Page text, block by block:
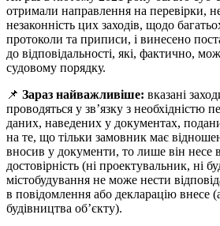
отримали направлення на перевірки,
незаконність цих заходів, щодо
протоколи та приписи, і винесено
до відповідальності, які, фактично,
судовому порядку.
📌 Зараз найважливіше: вказані
проводяться у зв’язку з необхідністю
даних, наведених у документах,
на те, що тільки замовник має
вносив у документи, то лише він несе
достовірність (ні проектувальник, ні
містобудування не може нести
в повідомлення або декларацію внесе
будівництва об’єкту).